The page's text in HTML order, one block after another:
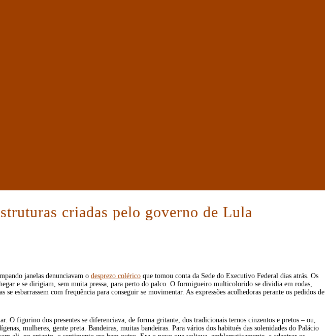
criadas pelo governo de Lula
janelas denunciavam o desprezo colérico que tomou conta da Sede do Executivo Federal dias atrás. Os
e se dirigiam, sem muita pressa, para perto do palco. O formigueiro multicolorido se dividia em rodas,
esbarrassem com frequência para conseguir se movimentar. As expressões acolhedoras perante os pedidos de
O figurino dos presentes se diferenciava, de forma gritante, dos tradicionais ternos cinzentos e pretos – ou,
mulheres, gente preta. Bandeiras, muitas bandeiras. Para vários dos habitués das solenidades do Palácio